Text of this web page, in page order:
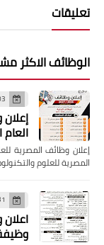
تعليقات
الوظائف الاكثر
03
العام
المصرية للعلوم
31